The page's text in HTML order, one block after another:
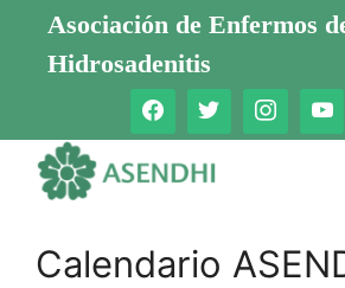
Saltar
contenido
Asociación de Enfermos
Hidrosadenitis
Calendario